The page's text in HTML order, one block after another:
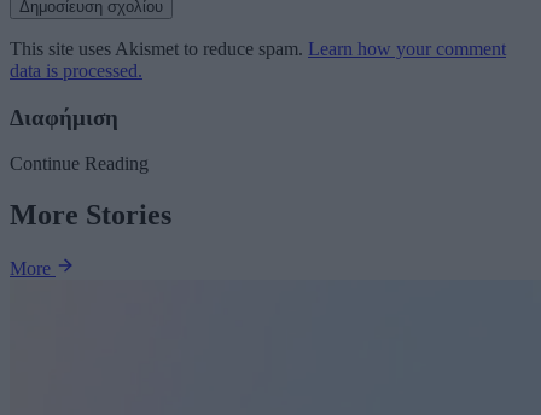
This site uses Akismet to reduce spam. Learn how your comment
data is processed.
Διαφήμιση
Continue Reading
More Stories
More